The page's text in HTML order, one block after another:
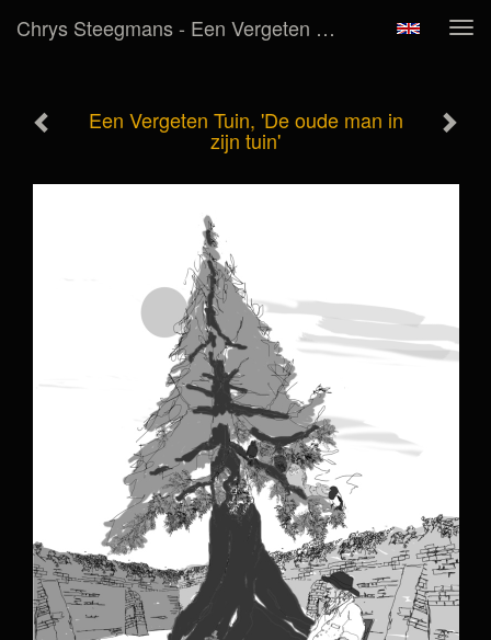
Chrys Steegmans - Een Vergeten Tuin, 'De Oude Man In Zijn Tuin'
Een Vergeten Tuin, 'De oude man in
zijn tuin'